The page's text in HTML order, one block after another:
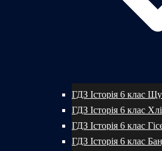
ГДЗ Історія 6 клас
ГДЗ Історія 6 клас
ГДЗ Історія 6 клас
ГДЗ Історія 6 клас